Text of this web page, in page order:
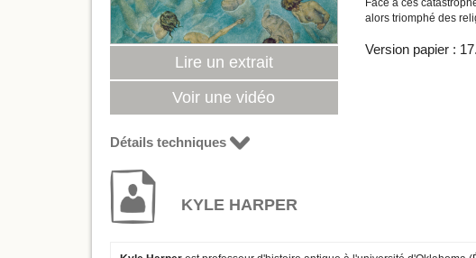
Lire un extrait
Voir une vidéo
Face à ces
alors triomphé des
Version papier :
Détails techniques
KYLE HARPER